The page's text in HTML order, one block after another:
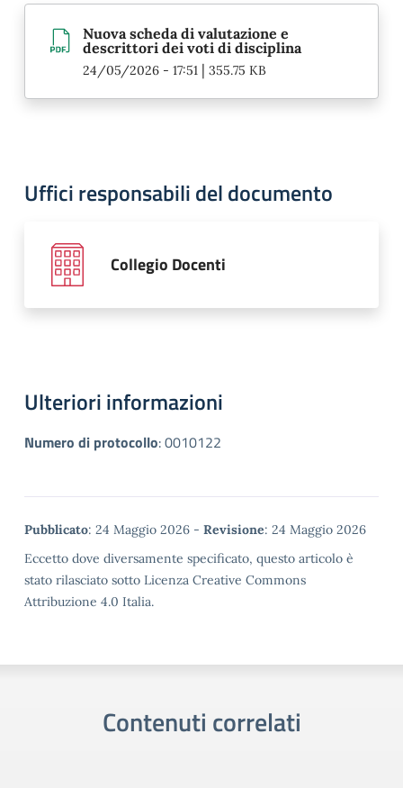
Nuova scheda di valutazione e
descrittori dei voti di disciplina
24/05/2026 - 17:51 | 355.75 KB
Uffici responsabili del documento
Collegio Docenti
Ulteriori informazioni
Numero di protocollo:0010122
Metadata
Pubblicato: 24 Maggio 2026 - Revisione: 24 Maggio 2026
Eccetto dove diversamente specificato, questo articolo è
stato rilasciato sotto Licenza Creative Commons
Attribuzione 4.0 Italia.
Contenuti correlati